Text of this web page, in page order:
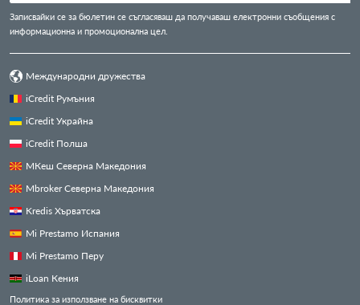
Записвайки се за бюлетин се съгласяваш да получаваш електронни съобщения с
информационна и промоционална цел.
Международни дружества
iCredit Румъния
iCredit Украйна
iCredit Полша
МКеш Северна Македония
Mbroker Северна Македония
Kredis Хърватска
Mi Prestamo Испания
Mi Prestamo Перу
iLoan Кения
Политика за използване на бисквитки